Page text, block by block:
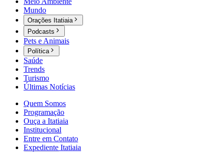
Mundo
Orações Itatiaia
Podcasts
Pets e Animais
Política
Saúde
Trends
Turismo
Últimas Notícias
Quem Somos
Programação
Ouça a Itatiaia
Institucional
Entre em Contato
Expediente Itatiaia